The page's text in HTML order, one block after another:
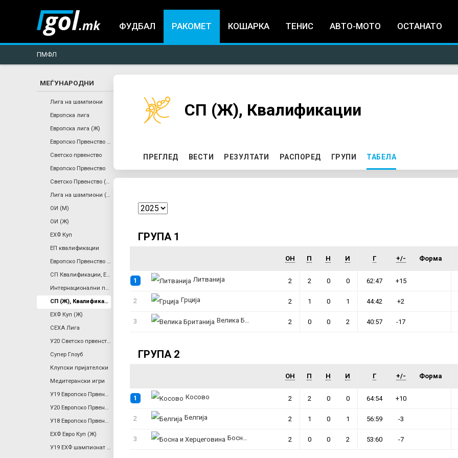
ФУДБАЛ РАКОМЕТ КОШАРКА ТЕНИС АВТО-МОТО ОСТАНАТО
ПМФЛ
You
are
here
СП (Ж), Квалификации
P
r
i
r
a
s
ПРЕГЛЕД ВЕСТИ РЕЗУЛТАТИ РАСПОРЕД ГРУПИ ТАБЕЛА
ГРУПА 1
ОН П Н И Г +/- Форма
1 Литванија 2 2 0 0 62:47 +15
2 Грција 2 1 0 1 44:42 +2
3 Велика Британија 2 0 0 2 40:57 -17
ГРУПА 2
ОН П Н И Г +/- Форма
1 Косово 2 2 0 0 64:54 +10
2 Белгија 2 1 0 1 56:59 -3
3 Босна и Херцеговина 2 0 0 2 53:60 -7
МЕЃУНАРОДНИ
Лига на шампиони
Европска лига
Европска лига (Ж)
Европско Првенство (Ж)
Светско првенство
Европско Првенство
Светско Првенство (Ж)
Лига на шампиони (Ж)
ОИ (М)
ОИ (Ж)
ЕХФ Куп
ЕП квалификации
Европско Првенство Квалификации (Ж)
СП Квалификации, Европа
Интернационални пријателски
СП (Ж), Квалификации
ЕХФ Куп (Ж)
СЕХА Лига
У20 Светско првенство (Ж)
Супер Глоуб
Клупски пријателски
Медитерански игри
У19 Европско Првенство (Ж)
У20 Европско Првенство
У18 Европско Првенство
ЕХФ Евро Куп (Ж)
У19 ЕХФ шампионат (ж), Див. 2